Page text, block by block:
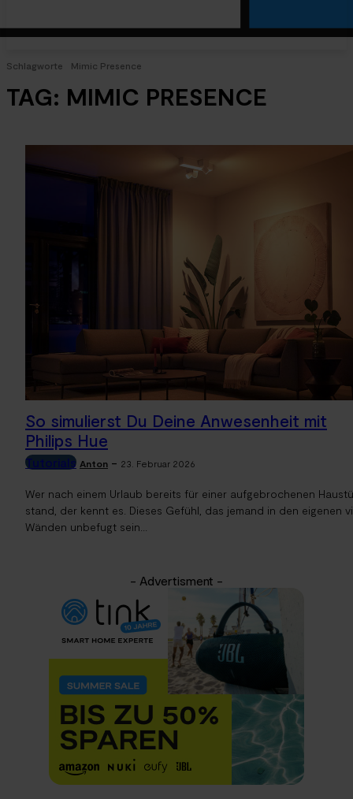
Schlagworte Mimic Presence
TAG: MIMIC PRESENCE
So simulierst Du Deine Anwesenheit mit
Philips Hue
Tutorials Anton - 23. Februar 2026
Wer nach einem Urlaub bereits für einer aufgebrochenen
stand, der kennt es. Dieses Gefühl, das jemand in den eigenen
Wänden unbefugt sein...
- Advertisment -